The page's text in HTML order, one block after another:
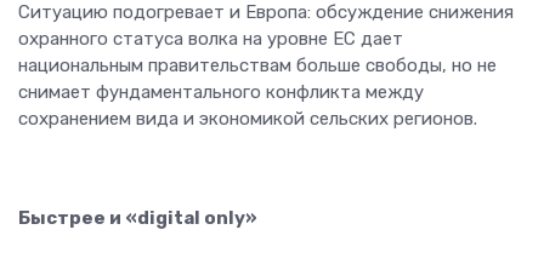
Ситуацию подогревает и Европа: обсуждение снижения
охранного статуса волка на уровне ЕС дает
национальным правительствам больше свободы, но не
снимает фундаментального конфликта между
сохранением вида и экономикой сельских регионов.
Быстрее и «digital only»